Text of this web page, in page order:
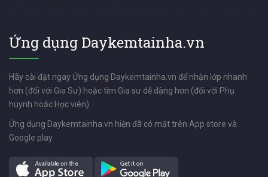
Ứng dụng Daykemtainha.vn
Hãy cài đặt ngay Ứng dụng Daykemtainha.vn để nhận lớp nhanh
hơn (đối với Gia Sư) hoặc tìm Gia sư dễ dàng hơn (đối với Phụ
huynh hoặc Học viên)
Ứng dụng Daykemtainha.vn hiện đã có mặt trên App store và
Google play